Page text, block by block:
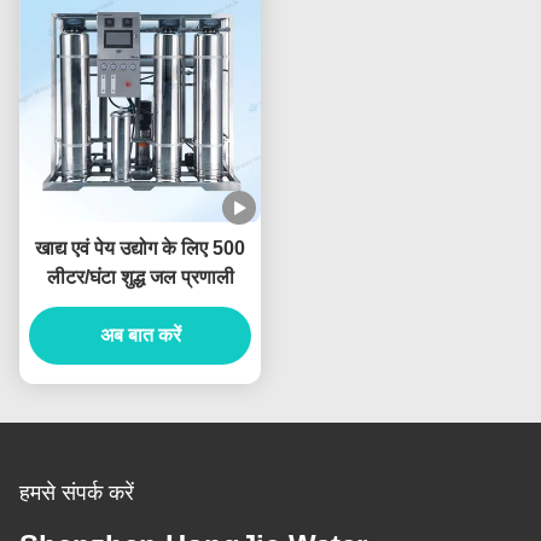
खाद्य एवं पेय उद्योग के लिए 500
लीटर/घंटा शुद्ध जल प्रणाली
अब बात करें
हमसे संपर्क करें